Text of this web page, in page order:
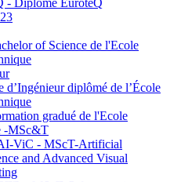
- Diplôme EuroteQ
of Science de l'Ecole
d’Ingénieur diplômé de l’École
gradué de l'Ecole
-MSc&T
ViC - MScT-Artificial
and Advanced Visual